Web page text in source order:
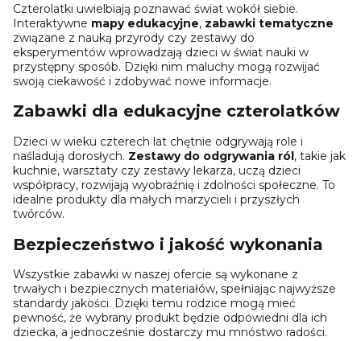
Czterolatki uwielbiają poznawać świat wokół siebie.
Interaktywne mapy edukacyjne, zabawki tematyczne
związane z nauką przyrody czy zestawy do
eksperymentów wprowadzają dzieci w świat nauki w
przystępny sposób. Dzięki nim maluchy mogą rozwijać
swoją ciekawość i zdobywać nowe informacje.
Zabawki dla edukacyjne czterolatków
Dzieci w wieku czterech lat chętnie odgrywają role i
naśladują dorosłych. Zestawy do odgrywania ról, takie jak
kuchnie, warsztaty czy zestawy lekarza, uczą dzieci
współpracy, rozwijają wyobraźnię i zdolności społeczne. To
idealne produkty dla małych marzycieli i przyszłych
twórców.
Bezpieczeństwo i jakość wykonania
Wszystkie zabawki w naszej ofercie są wykonane z
trwałych i bezpiecznych materiałów, spełniając najwyższe
standardy jakości. Dzięki temu rodzice mogą mieć
pewność, że wybrany produkt będzie odpowiedni dla ich
dziecka, a jednocześnie dostarczy mu mnóstwo radości.